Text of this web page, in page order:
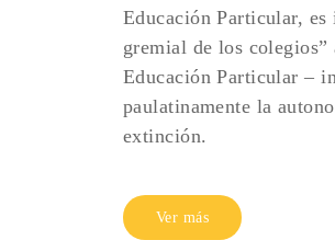
Educación Particular,
gremial de los
Educación Particular –
paulatinamente la
extinción.
Ver más